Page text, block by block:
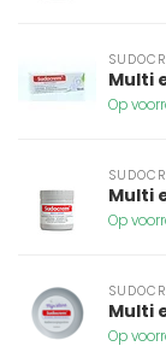
Multi
Op
Multi
Op
Multi
Op